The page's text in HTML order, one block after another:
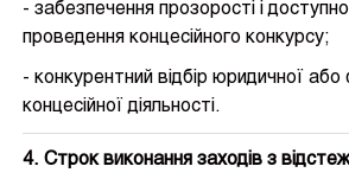
- забезпечення прозорості і
проведення концесійного конкурсу;
- конкурентний відбір юридичної
концесійної діяльності.
4. Строк виконання заходів з